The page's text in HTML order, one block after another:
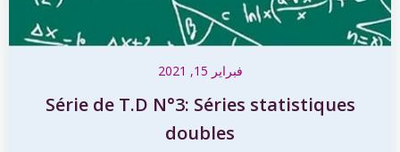
فبراير 15, 2021
Série de T.D N°3: Séries statistiques
doubles